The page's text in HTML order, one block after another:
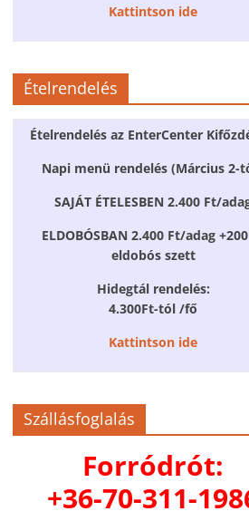
Kattintson ide
Ételrendelés
Ételrendelés az EnterCenter
Napi menü rendelés (Március 2-
SAJÁT ÉTELESBEN 2.400 Ft/
ELDOBÓSBAN 2.400 Ft/adag
eldobós szett
Hidegtál rendelés:
4.300Ft-tól /fő
Kattintson ide
Szállásfoglalás
Forródrót:
+36-70-311-